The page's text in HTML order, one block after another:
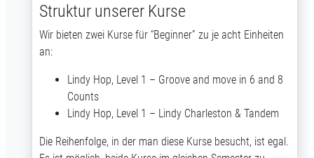
s
e
Struktur unserer Kurse
Wir bieten zwei Kurse für “Beginner” zu je acht Einheiten
an:
Lindy Hop, Level 1 – Groove and move in 6 and 8
Counts
Lindy Hop, Level 1 – Lindy Charleston & Tandem
Die Reihenfolge, in der man diese Kurse besucht, ist egal.